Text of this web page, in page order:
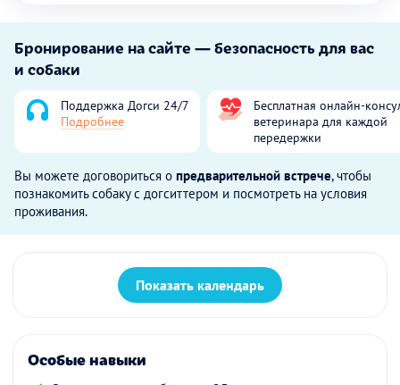
Бронирование на сайте — безопасность для вас
и собаки
Поддержка Догси 24/7
Подробнее
Бесплатная онлайн-
ветеринара для каждой
передержки
Вы можете договориться о предварительной встрече, чтобы
познакомить собаку с догситтером и посмотреть на условия
проживания.
Показать календарь
Особые навыки